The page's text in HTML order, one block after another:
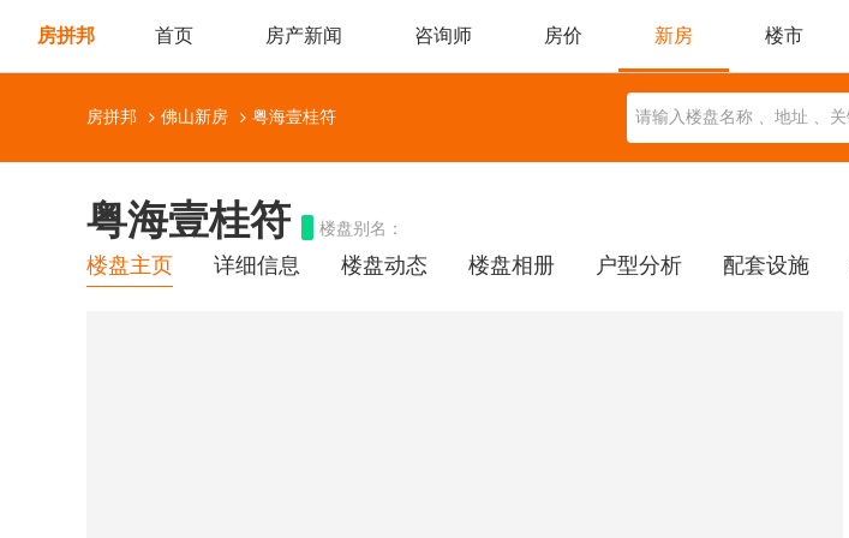
房拼邦 首页 房产新闻 咨询师 房价 新房
委托找房
楼市
本地楼市
房拼邦 佛山新房 粤海壹桂符
粤海壹桂符 楼盘别名：
楼盘主页 详细信息 楼盘动态 楼盘相册 户型分析 配套设施